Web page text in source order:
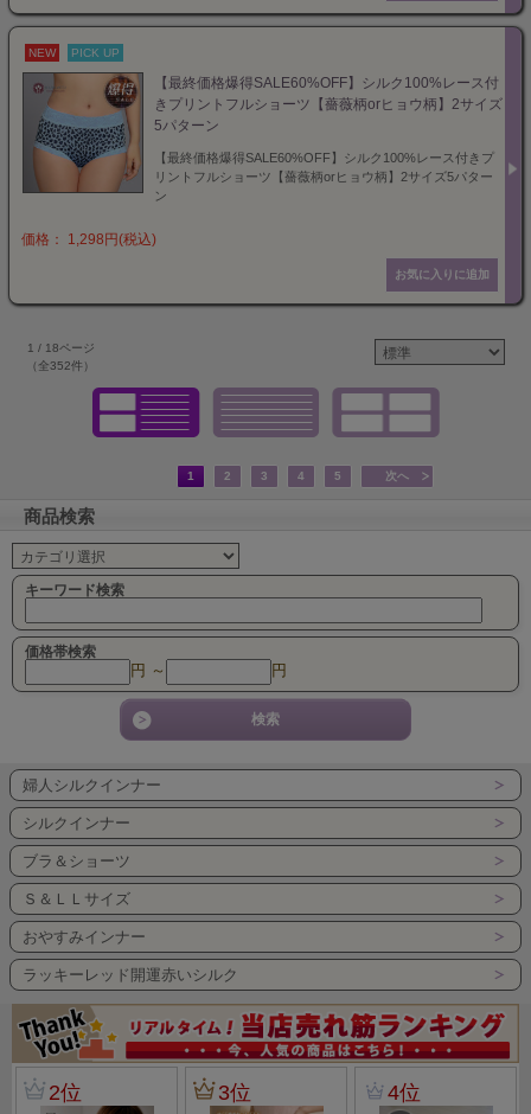
NEW PICK UP
【最終価格爆得SALE60%OFF】シルク100%レース付
きプリントフルショーツ【薔薇柄orヒョウ柄】2サイズ
5パターン
【最終価格爆得SALE60%OFF】シルク100%レース付きプ
リントフルショーツ【薔薇柄orヒョウ柄】2サイズ5パター
ン
価格： 1,298円(税込)
1 / 18ページ
（全352件）
1 2 3 4 5 次へ
商品検索
キーワード検索
価格帯検索
円 ～ 円
婦人シルクインナー
シルクインナー
ブラ＆ショーツ
Ｓ＆ＬＬサイズ
おやすみインナー
ラッキーレッド開運赤いシルク